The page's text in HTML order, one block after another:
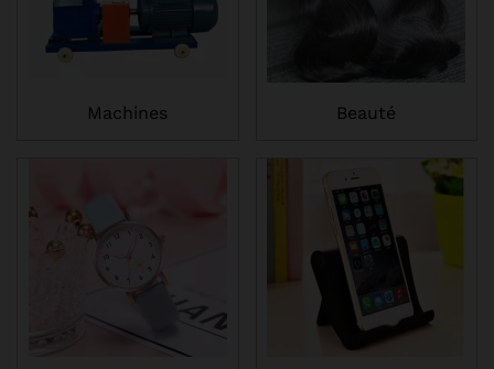
Machines Beauté